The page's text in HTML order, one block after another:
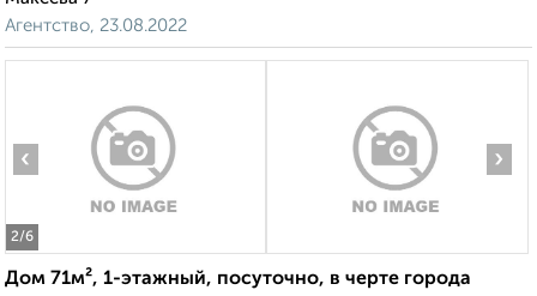
Агентство, 23.08.2022
2/6
‹ ›
Дом 71м², 1-этажный, посуточно, в черте города